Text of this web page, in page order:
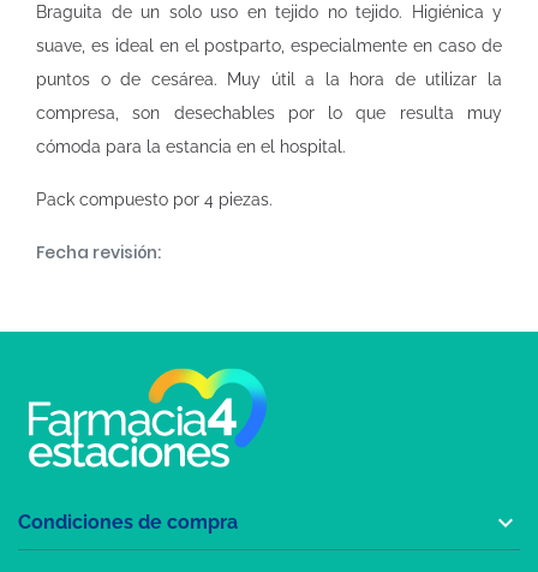
Braguita de un solo uso en tejido no tejido. Higiénica y
suave, es ideal en el postparto, especialmente en caso de
puntos o de cesárea. Muy útil a la hora de utilizar la
compresa, son desechables por lo que resulta muy
cómoda para la estancia en el hospital.
Pack compuesto por 4 piezas.
Fecha revisión:
Condiciones de compra 